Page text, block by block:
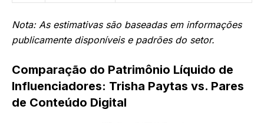
Nota: As estimativas são baseadas em informações
publicamente disponíveis e padrões do setor.
Comparação do Patrimônio Líquido de
Influenciadores: Trisha Paytas vs. Pares
de Conteúdo Digital